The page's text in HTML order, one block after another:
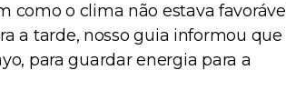
como o clima não estava favorável
a tarde, nosso guia informou que
para guardar energia para a